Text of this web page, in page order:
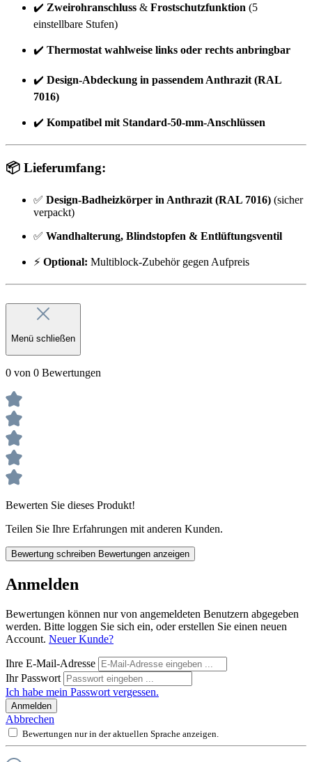
✔️ Zweirohranschluss & Frostschutzfunktion (5
einstellbare Stufen)
✔️ Thermostat wahlweise links oder rechts anbringbar
✔️ Design-Abdeckung in passendem Anthrazit (RAL
7016)
✔️ Kompatibel mit Standard-50-mm-Anschlüssen
📦 Lieferumfang:
✅ Design-Badheizkörper in Anthrazit (RAL 7016) (sicher
verpackt)
✅ Wandhalterung, Blindstopfen & Entlüftungsventil
⚡ Optional: Multiblock-Zubehör gegen Aufpreis
Menü schließen
0 von 0 Bewertungen
Bewerten Sie dieses Produkt!
Teilen Sie Ihre Erfahrungen mit anderen Kunden.
Bewertung schreiben Bewertungen anzeigen
Anmelden
Bewertungen können nur von angemeldeten Benutzern abgegeben
werden. Bitte loggen Sie sich ein, oder erstellen Sie einen neuen
Account. Neuer Kunde?
Ihre E-Mail-Adresse
Ihr Passwort
Ich habe mein Passwort vergessen.
Anmelden
Abbrechen
Bewertungen nur in der aktuellen Sprache anzeigen.